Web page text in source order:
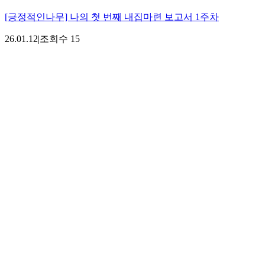
[긍정적인나무] 나의 첫 번째 내집마련 보고서 1주차
26.01.12|조회수 15